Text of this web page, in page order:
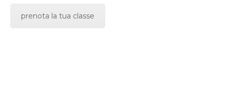
prenota la tua classe